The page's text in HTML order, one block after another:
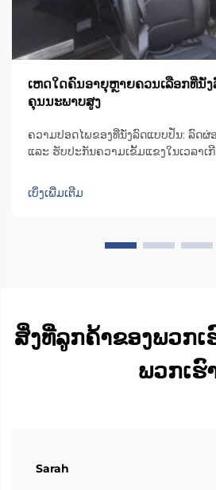
ເຫດໃດຄົນອາຍຸຫຼາຍຄວນເລືອກທີ່ນັ່
ຄຸນນະພາບສູງ
ຄວາມປອດໄພຂອງທີ່ນັ່ງລົດແບບປັ່ນ: ລົດ
ແລະ ຮັບປະກັນຄວາມເຂັ້ມແຂງໃນເວລາເ
ການຍ້າຍຕົວ ເກົ້າອີ້ຫຼືທີ່ນັ່ງມີເຄື່ອງຈັກທີ່ສາມ
ຊ່ວຍປັ່ນທີ່ນັ່ງໄປ 90 ອົງສາໄປທາງດ້ານປະ
ເບິ່ງເພີ່ມເຕີມ
ສິ່ງທີ່ລູກຄ້າຂອງພວກເ
ພວກເຮົ
Sarah